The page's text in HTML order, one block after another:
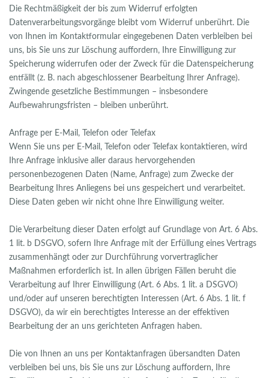
Die Rechtmäßigkeit der bis zum Widerruf erfolgten
Datenverarbeitungsvorgänge bleibt vom Widerruf unberührt. Die
von Ihnen im Kontaktformular eingegebenen Daten verbleiben bei
uns, bis Sie uns zur Löschung auffordern, Ihre Einwilligung zur
Speicherung widerrufen oder der Zweck für die Datenspeicherung
entfällt (z. B. nach abgeschlossener Bearbeitung Ihrer Anfrage).
Zwingende gesetzliche Bestimmungen – insbesondere
Aufbewahrungsfristen – bleiben unberührt.
Anfrage per E-Mail, Telefon oder Telefax
Wenn Sie uns per E-Mail, Telefon oder Telefax kontaktieren, wird
Ihre Anfrage inklusive aller daraus hervorgehenden
personenbezogenen Daten (Name, Anfrage) zum Zwecke der
Bearbeitung Ihres Anliegens bei uns gespeichert und verarbeitet.
Diese Daten geben wir nicht ohne Ihre Einwilligung weiter.
Die Verarbeitung dieser Daten erfolgt auf Grundlage von Art. 6 Abs.
1 lit. b DSGVO, sofern Ihre Anfrage mit der Erfüllung eines Vertrags
zusammenhängt oder zur Durchführung vorvertraglicher
Maßnahmen erforderlich ist. In allen übrigen Fällen beruht die
Verarbeitung auf Ihrer Einwilligung (Art. 6 Abs. 1 lit. a DSGVO)
und/oder auf unseren berechtigten Interessen (Art. 6 Abs. 1 lit. f
DSGVO), da wir ein berechtigtes Interesse an der effektiven
Bearbeitung der an uns gerichteten Anfragen haben.
Die von Ihnen an uns per Kontaktanfragen übersandten Daten
verbleiben bei uns, bis Sie uns zur Löschung auffordern, Ihre